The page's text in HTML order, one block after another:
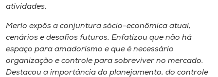
atividades.
Merlo expôs a conjuntura sócio-econômica atual,
cenários e desafios futuros. Enfatizou que não há
espaço para amadorismo e que é necessário
organização e controle para sobreviver no mercado.
Destacou a importância do planejamento, do controle